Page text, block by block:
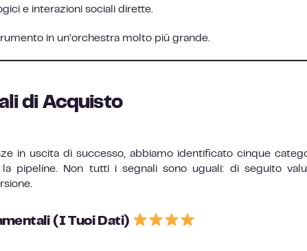
e interazioni sociali dirette.
in un’orchestra molto più grande.
di Acquisto
in uscita di successo, abbiamo identificato cinque
pipeline. Non tutti i segnali sono uguali: di seguito
(I Tuoi Dati)